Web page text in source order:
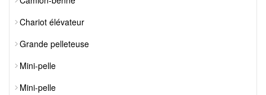
Chariot élévateur
Grande pelleteuse
Mini-pelle
Mini-pelle